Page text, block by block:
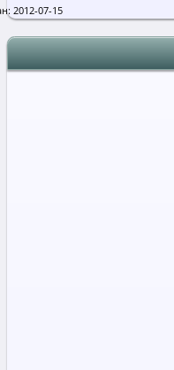
2012-07-15